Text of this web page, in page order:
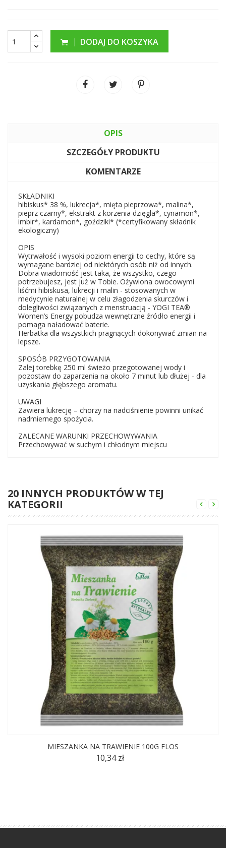
DODAJ DO KOSZYKA
OPIS
SZCZEGÓŁY PRODUKTU
KOMENTARZE
SKŁADNIKI
hibiskus* 38 %, lukrecja*, mięta pieprzowa*, malina*,
pieprz czarny*, ekstrakt z korzenia dzięgla*, cynamon*,
imbir*, kardamon*, goździki* (*certyfikowany składnik
ekologiczny)
OPIS
Wytrwałość i wysoki poziom energii to cechy, które są
wymagane bardziej od niektórych osób niż od innych.
Dobra wiadomość jest taka, że wszystko, czego
potrzebujesz, jest już w Tobie. Ożywiona owocowymi
liśćmi hibiskusa, lukrecji i malin - stosowanych w
medycynie naturalnej w celu złagodzenia skurczów i
dolegliwości związanych z menstruacją - YOGI TEA®
Women’s Energy pobudza wewnętrzne źródło energii i
pomaga naładować baterie.
Herbatka dla wszystkich pragnących dokonywać zmian na
lepsze.
SPOSÓB PRZYGOTOWANIA
Zalej torebkę 250 ml świeżo przegotowanej wody i
pozostaw do zaparzenia na około 7 minut lub dłużej - dla
uzyskania głębszego aromatu.
UWAGI
Zawiera lukrecję – chorzy na nadciśnienie powinni unikać
nadmiernego spożycia.
ZALECANE WARUNKI PRZECHOWYWANIA
Przechowywać w suchym i chłodnym miejscu
20 INNYCH PRODUKTÓW W TEJ
KATEGORII
MIESZANKA NA TRAWIENIE 100G FLOS
10,34 zł